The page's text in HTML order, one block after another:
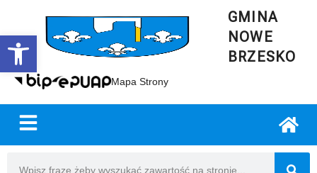
Open toolbar
GMINA
NOWE
BRZESKO
Mapa Strony